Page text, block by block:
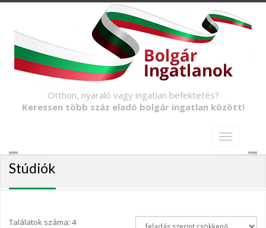
Otthon, nyaraló vagy ingatlan befektetés?
Keressen több száz eladó bolgár ingatlan között!
Stúdiók
Találatok száma: 4